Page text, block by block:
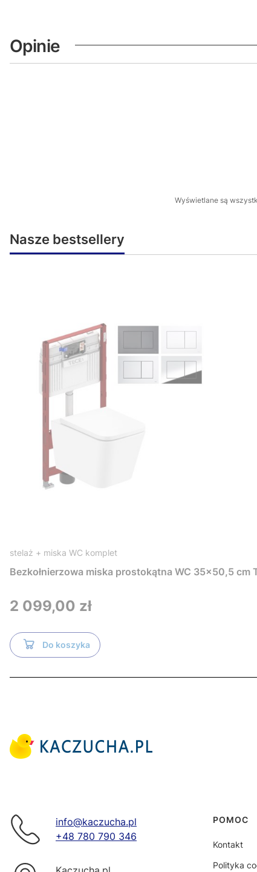
Opinie
Wyświetlane są
Nasze bestsellery
stelaż + miska WC komplet
Bezkołnierzowa miska prostokątna WC 35x50,5
Cena
2 099,00 zł
Do koszyka
info@kaczucha.pl
+48 780 790 346
Linki w
POMOC
Kontakt
Polityka